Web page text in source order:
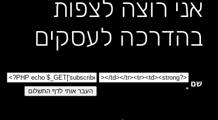
אני רוצה לצפות
בהדרכה לעסקים
שם
*